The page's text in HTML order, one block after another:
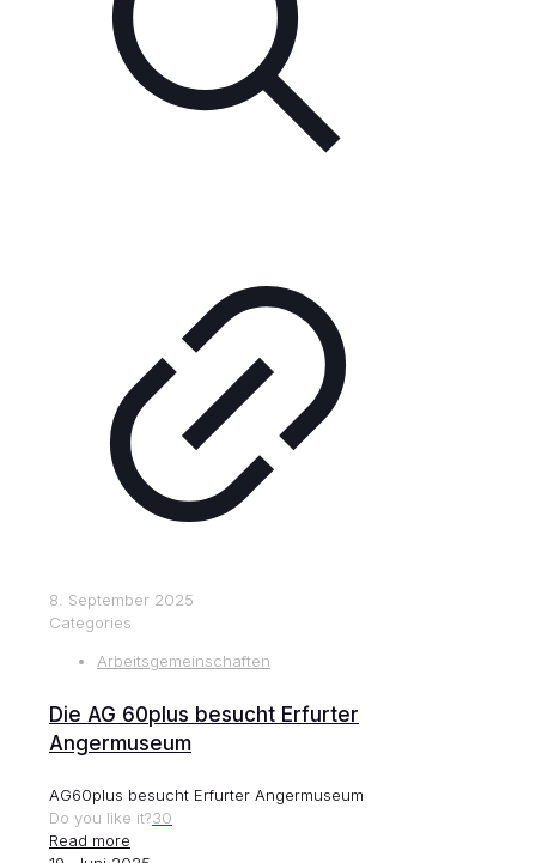
8. September 2025
Categories
Arbeitsgemeinschaften
Die AG 60plus besucht Erfurter
Angermuseum
AG60plus besucht Erfurter Angermuseum
Do you like it?30
Read more